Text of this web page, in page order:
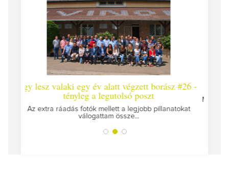
év alatt végzett borász #26 -
a legutolsó poszt
fotók mellett a legjobb pillanatokat
Így lesz valaki egy év
Megírtuk a modulzáró